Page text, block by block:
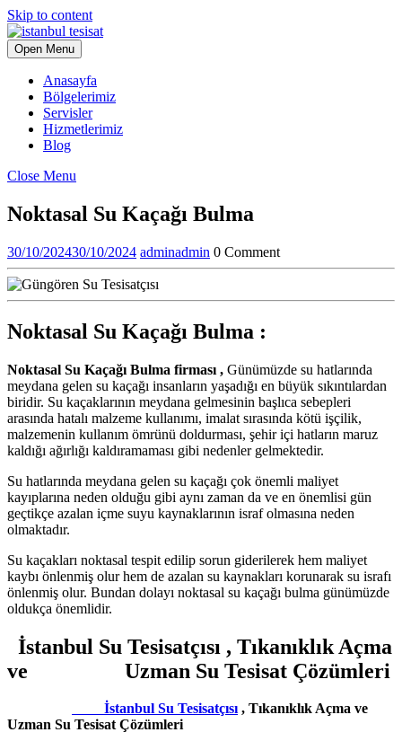
Skip to content
Open Menu
Anasayfa
Bölgelerimiz
Servisler
Hizmetlerimiz
Blog
Close Menu
Noktasal Su Kaçağı Bulma
30/10/202430/10/2024 adminadmin 0 Comment
Noktasal Su Kaçağı Bulma :
Noktasal Su Kaçağı Bulma firması , Günümüzde su hatlarında
meydana gelen su kaçağı insanların yaşadığı en büyük sıkıntılardan
biridir. Su kaçaklarının meydana gelmesinin başlıca sebepleri
arasında hatalı malzeme kullanımı, imalat sırasında kötü işçilik,
malzemenin kullanım ömrünü doldurması, şehir içi hatların maruz
kaldığı ağırlığı kaldıramaması gibi nedenler gelmektedir.
Su hatlarında meydana gelen su kaçağı çok önemli maliyet
kayıplarına neden olduğu gibi aynı zaman da ve en önemlisi gün
geçtikçe azalan içme suyu kaynaklarının israf olmasına neden
olmaktadır.
Su kaçakları noktasal tespit edilip sorun giderilerek hem maliyet
kaybı önlenmiş olur hem de azalan su kaynakları korunarak su israfı
önlenmiş olur. Bundan dolayı noktasal su kaçağı bulma günümüzde
oldukça önemlidir.
İstanbul Su Tesisatçısı , Tıkanıklık Açma
ve Uzman Su Tesisat Çözümleri
İstanbul Su Tesisatçısı, Tıkanıklık Açma ve
Uzman Su Tesisat Çözümleri